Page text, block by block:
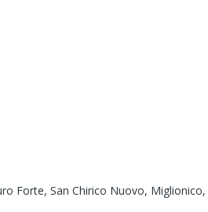
Forte, San Chirico Nuovo, Miglionico,